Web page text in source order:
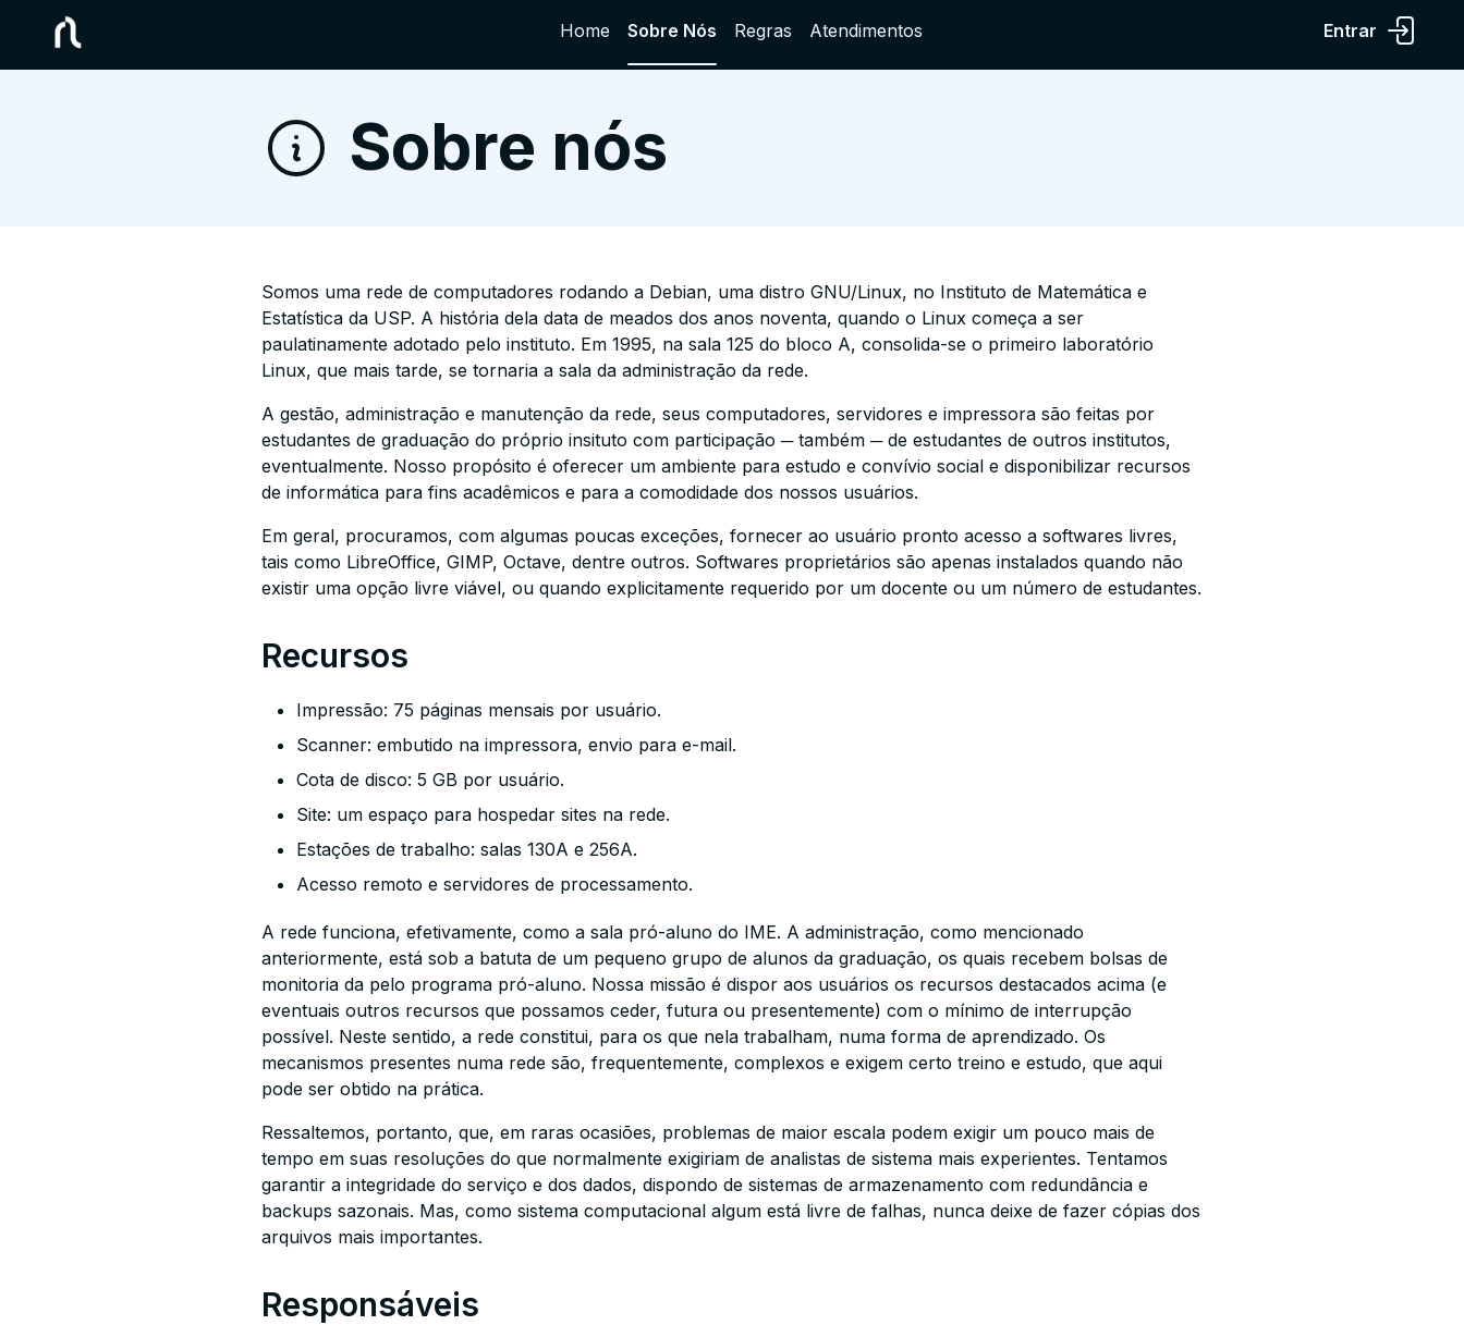
Home Sobre Nós Regras Atendimentos Entrar
Sobre nós
Somos uma rede de computadores rodando a Debian, uma distro GNU/Linux, no Instituto de Matemática e
Estatística da USP. A história dela data de meados dos anos noventa, quando o Linux começa a ser
paulatinamente adotado pelo instituto. Em 1995, na sala 125 do bloco A, consolida-se o primeiro laboratório
Linux, que mais tarde, se tornaria a sala da administração da rede.
A gestão, administração e manutenção da rede, seus computadores, servidores e impressora são feitas por
estudantes de graduação do próprio insituto com participação ─ também ─ de estudantes de outros institutos,
eventualmente. Nosso propósito é oferecer um ambiente para estudo e convívio social e disponibilizar recursos
de informática para fins acadêmicos e para a comodidade dos nossos usuários.
Em geral, procuramos, com algumas poucas exceções, fornecer ao usuário pronto acesso a softwares livres,
tais como LibreOffice, GIMP, Octave, dentre outros. Softwares proprietários são apenas instalados quando não
existir uma opção livre viável, ou quando explicitamente requerido por um docente ou um número de estudantes.
Recursos
Impressão: 75 páginas mensais por usuário.
Scanner: embutido na impressora, envio para e-mail.
Cota de disco: 5 GB por usuário.
Site: um espaço para hospedar sites na rede.
Estações de trabalho: salas 130A e 256A.
Acesso remoto e servidores de processamento.
A rede funciona, efetivamente, como a sala pró-aluno do IME. A administração, como mencionado
anteriormente, está sob a batuta de um pequeno grupo de alunos da graduação, os quais recebem bolsas de
monitoria da pelo programa pró-aluno. Nossa missão é dispor aos usuários os recursos destacados acima (e
eventuais outros recursos que possamos ceder, futura ou presentemente) com o mínimo de interrupção
possível. Neste sentido, a rede constitui, para os que nela trabalham, numa forma de aprendizado. Os
mecanismos presentes numa rede são, frequentemente, complexos e exigem certo treino e estudo, que aqui
pode ser obtido na prática.
Ressaltemos, portanto, que, em raras ocasiões, problemas de maior escala podem exigir um pouco mais de
tempo em suas resoluções do que normalmente exigiriam de analistas de sistema mais experientes. Tentamos
garantir a integridade do serviço e dos dados, dispondo de sistemas de armazenamento com redundância e
backups sazonais. Mas, como sistema computacional algum está livre de falhas, nunca deixe de fazer cópias dos
arquivos mais importantes.
Responsáveis